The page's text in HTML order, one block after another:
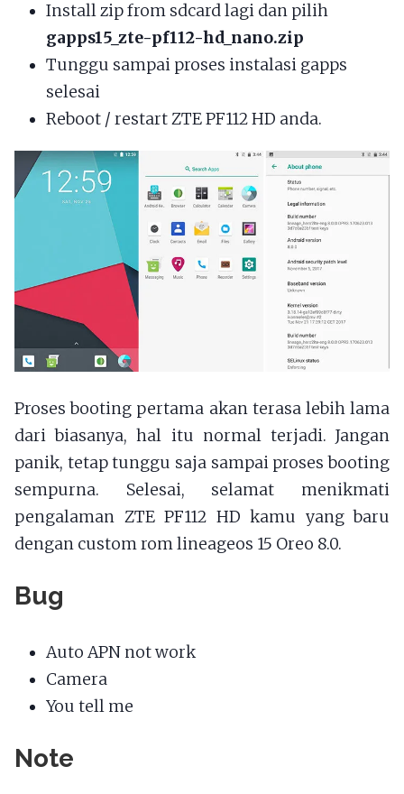
Install zip from sdcard lagi dan pilih
gapps15_zte-pf112-hd_nano.zip
Tunggu sampai proses instalasi gapps
selesai
Reboot / restart ZTE PF112 HD anda.
Proses booting pertama akan terasa lebih lama
dari biasanya, hal itu normal terjadi. Jangan
panik, tetap tunggu saja sampai proses booting
sempurna. Selesai, selamat menikmati
pengalaman ZTE PF112 HD kamu yang baru
dengan custom rom lineageos 15 Oreo 8.0.
Bug
Auto APN not work
Camera
You tell me
Note